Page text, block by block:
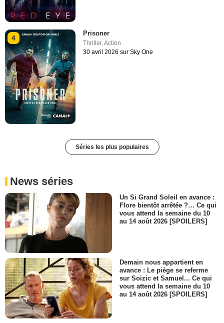
4
Prisoner
Thriller,Action
30 avril 2026 sur Sky One
Séries les plus populaires
News séries
Un Si Grand Soleil en avance :
Flore bientôt arrêtée ?… Ce qui
vous attend la semaine du 10
au 14 août 2026 [SPOILERS]
Demain nous appartient en
avance : Le piège se referme
sur Soizic et Samuel... Ce qui
vous attend la semaine du 10
au 14 août 2026 [SPOILERS]